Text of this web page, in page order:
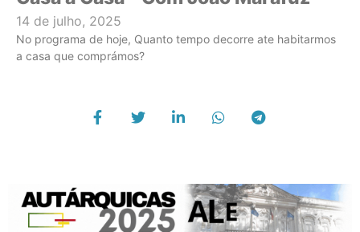
14 de julho, 2025
No programa de hoje, Quanto tempo decorre ate habitarmos
a casa que comprámos?